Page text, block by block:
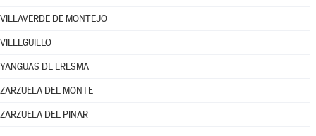
VILLAVERDE DE MONTEJO
VILLEGUILLO
YANGUAS DE ERESMA
ZARZUELA DEL MONTE
ZARZUELA DEL PINAR